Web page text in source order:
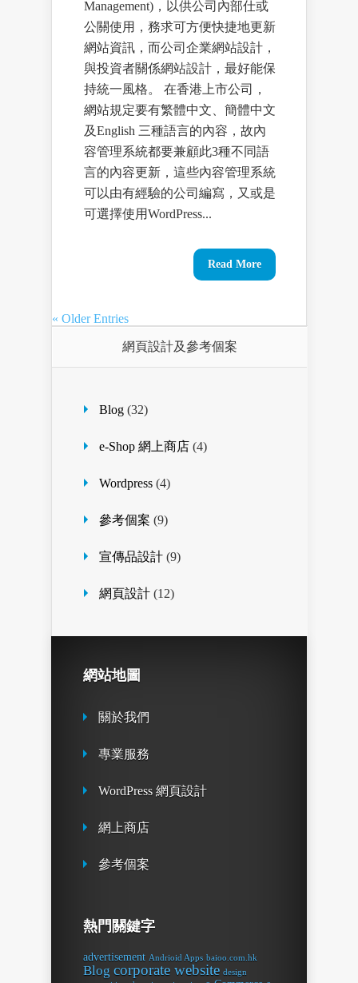
Management)，以供公司內部仕或
公關使用，務求可方便快捷地更新
網站資訊，而公司企業網站設計，
與投資者關係網站設計，最好能保
持統一風格。 在香港上市公司，
網站規定要有繁體中文、簡體中文
及English 三種語言的內容，故內
容管理系統都要兼顧此3種不同語
言的內容更新，這些內容管理系統
可以由有經驗的公司編寫，又或是
可選擇使用WordPress...
Read More
« Older Entries
網頁設計及參考個案
Blog (32)
e-Shop 網上商店 (4)
Wordpress (4)
參考個案 (9)
宣傳品設計 (9)
網頁設計 (12)
網站地圖
關於我們
專業服務
WordPress 網頁設計
網上商店
參考個案
熱門關鍵字
advertisement Andrioid Apps baioo.com.hk
Blog corporate website design